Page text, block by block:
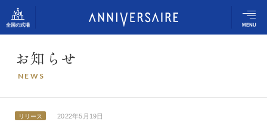
お知 ら せ
N E W S
リリース 2022年5月19日
MENU
全国の式場
アニヴェルセルの想い
結婚式の流れ